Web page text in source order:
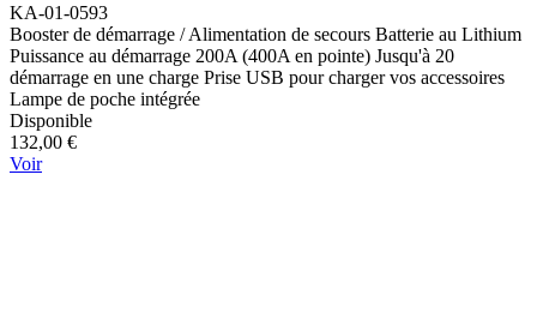
KA-01-0593
Booster de démarrage / Alimentation de secours Batterie au Lithium
Puissance au démarrage 200A (400A en pointe) Jusqu'à 20
démarrage en une charge Prise USB pour charger vos accessoires
Lampe de poche intégrée
Disponible
132,00 €
Voir